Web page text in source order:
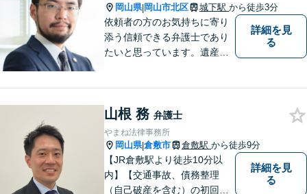
岡山県|岡山市北区 城下駅 から徒歩3分
依頼者の方のお気持ちに寄り
添う信頼できる弁護士であり
たいと思っています。遺産分
にご相談ください。
詳細を見
る
山根 務 弁護士
やまね法律事務所
岡山県|倉敷市 倉敷駅 から徒歩9分
【JR倉敷駅より徒歩10分以
内】【交通事故、債務整理
（自己破産を含む）の初回相
詳細を見
る